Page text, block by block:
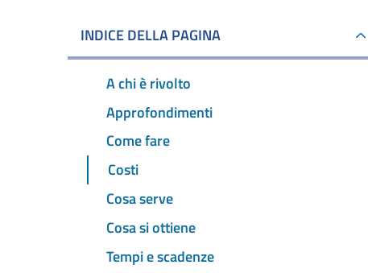
INDICE DELLA PAGINA
A chi è rivolto
Approfondimenti
Come fare
Costi
Cosa serve
Cosa si ottiene
Tempi e scadenze